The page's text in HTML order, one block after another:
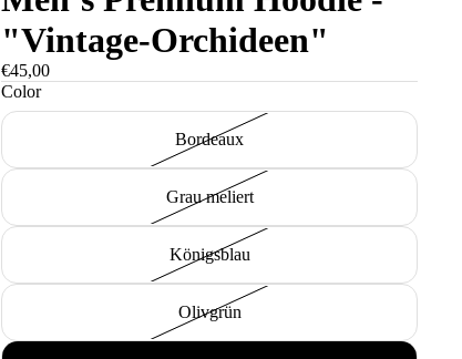
"Vintage-Orchideen"
€45,00
Color
Bordeaux
Grau meliert
Königsblau
Olivgrün